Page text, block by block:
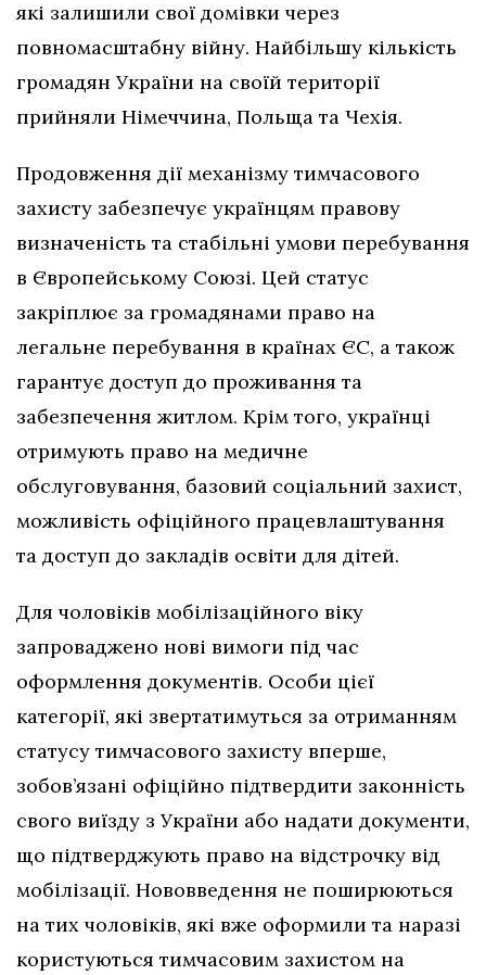
які залишили свої домівки через
повномасштабну війну. Найбільшу кількість
громадян України на своїй території
прийняли Німеччина, Польща та Чехія.
Продовження дії механізму тимчасового
захисту забезпечує українцям правову
визначеність та стабільні умови перебування
в Європейському Союзі. Цей статус
закріплює за громадянами право на
легальне перебування в країнах ЄС, а також
гарантує доступ до проживання та
забезпечення житлом. Крім того, українці
отримують право на медичне
обслуговування, базовий соціальний захист,
можливість офіційного працевлаштування
та доступ до закладів освіти для дітей.
Для чоловіків мобілізаційного віку
запроваджено нові вимоги під час
оформлення документів. Особи цієї
категорії, які звертатимуться за отриманням
статусу тимчасового захисту вперше,
зобов’язані офіційно підтвердити законність
свого виїзду з України або надати документи,
що підтверджують право на відстрочку від
мобілізації. Нововведення не поширюються
на тих чоловіків, які вже оформили та наразі
користуються тимчасовим захистом на